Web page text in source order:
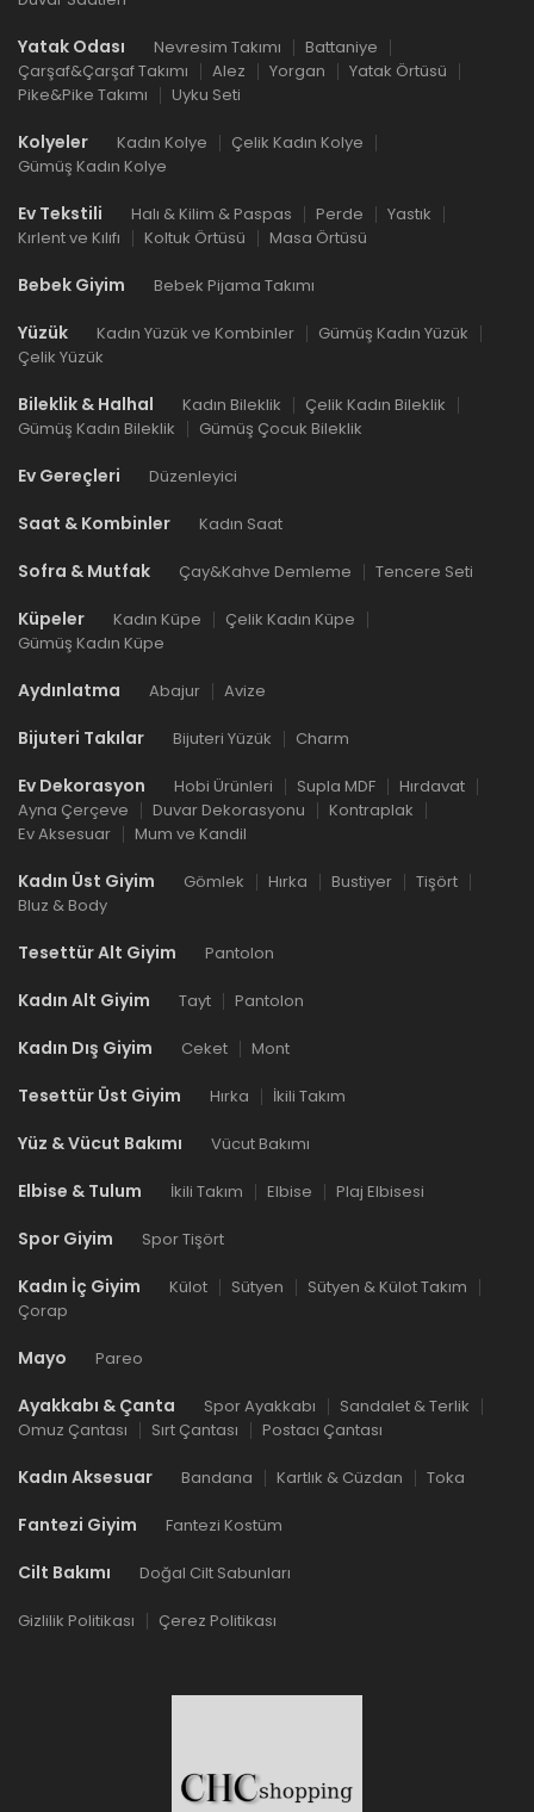
Yatak Odası Nevresim Takımı
Battaniye
Çarşaf&Çarşaf Takımı
Alez Yorgan
Yatak Örtüsü
Pike&Pike Takımı
Uyku Seti
Kolyeler Kadın Kolye
Çelik Kadın Kolye
Gümüş Kadın Kolye
Ev Tekstili Halı & Kilim & Paspas Perde
Yastık
Kırlent ve Kılıfı
Koltuk Örtüsü Masa Örtüsü
Bebek Giyim Bebek Pijama Takımı
Yüzük Kadın Yüzük ve Kombinler
Gümüş Kadın Yüzük
Çelik Yüzük
Bileklik & Halhal Kadın Bileklik
Çelik Kadın Bileklik
Gümüş Kadın Bileklik
Gümüş Çocuk Bileklik
Ev Gereçleri Düzenleyici
Saat & Kombinler Kadın Saat
Sofra & Mutfak Çay&Kahve Demleme Tencere Seti
Küpeler Kadın Küpe
Çelik Kadın Küpe
Gümüş Kadın Küpe
Aydınlatma Abajur Avize
Bijuteri Takılar Bijuteri Yüzük Charm
Ev Dekorasyon Hobi Ürünleri Supla MDF
Hırdavat
Ayna Çerçeve
Duvar Dekorasyonu
Kontraplak
Ev Aksesuar
Mum ve Kandil
Kadın Üst Giyim Gömlek Hırka Bustiyer
Tişört
Bluz & Body
Tesettür Alt Giyim Pantolon
Kadın Alt Giyim Tayt Pantolon
Kadın Dış Giyim Ceket Mont
Tesettür Üst Giyim Hırka İkili Takım
Yüz & Vücut Bakımı Vücut Bakımı
Elbise & Tulum İkili Takım Elbise Plaj Elbisesi
Spor Giyim Spor Tişört
Kadın İç Giyim Külot Sütyen
Sütyen & Külot Takım
Çorap
Mayo Pareo
Ayakkabı & Çanta Spor Ayakkabı
Sandalet & Terlik
Omuz Çantası
Sırt Çantası Postacı Çantası
Kadın Aksesuar Bandana Kartlık & Cüzdan Toka
Fantezi Giyim Fantezi Kostüm
Cilt Bakımı Doğal Cilt Sabunları
Gizlilik Politikası Çerez Politikası